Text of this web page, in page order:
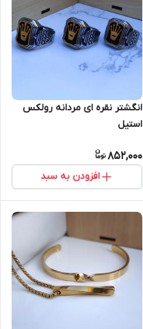
انگشتر نقره ای مردانه رولکس
استیل
852,000
افزودن به سبد